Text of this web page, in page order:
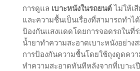
การดูแล เบาะหนังในรถยนต์ไม่ให้เ
และความชื้นเป็นเรื่องที่สามารถทำไ
ป้องกันแสงแดดโดยการจอดรถในที่
น้ำยาทำความสะอาดเบาะหนังอย่าง
การป้องกันความชื้นโดยใช้ถุงดูดคว
ทำความสะอาดทันทีหลังจากที่เบาะเ